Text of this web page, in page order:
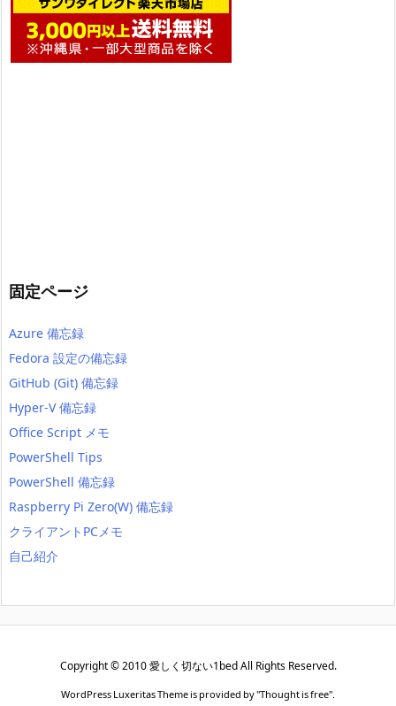
固定ページ
Azure 備忘録
Fedora 設定の備忘録
GitHub (Git) 備忘録
Hyper-V 備忘録
Office Script メモ
PowerShell Tips
PowerShell 備忘録
Raspberry Pi Zero(W) 備忘録
クライアントPCメモ
自己紹介
Copyright ©2010 愛しく切ない1bedAll Rights Reserved.
WordPress Luxeritas Theme is provided by "Thought is free".